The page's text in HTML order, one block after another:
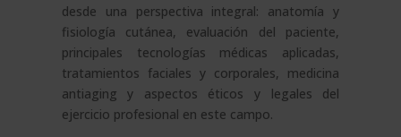
desde una perspectiva integral: anatomía y
fisiología cutánea, evaluación del paciente,
principales tecnologías médicas aplicadas,
tratamientos faciales y corporales, medicina
antiaging y aspectos éticos y legales del
ejercicio profesional en este campo.